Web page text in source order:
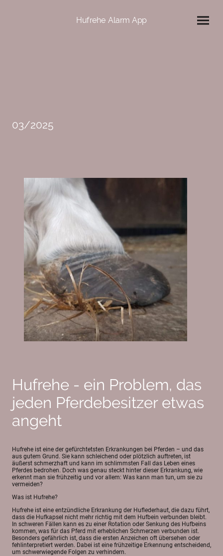
Hufrehe Alarm App
03/2025
Hufrehe - ein Problem, das
jeden Pferdebesitzer etwas
angeht
Hufrehe ist eine der gefürchtetsten Erkrankungen bei Pferden – und das
aus gutem Grund. Sie kann schleichend oder plötzlich auftreten, ist
äußerst schmerzhaft und kann im schlimmsten Fall das Leben eines
Pferdes bedrohen. Doch was genau steckt hinter dieser Erkrankung, wie
erkennt man sie frühzeitig und vor allem: Was kann man tun, um sie zu
vermeiden?
Was ist Hufrehe?
Hufrehe ist eine entzündliche Erkrankung der Huflederhaut, die dazu führt,
dass die Hufkapsel nicht mehr richtig mit dem Hufbein verbunden bleibt.
In schweren Fällen kann es zu einer Rotation oder Senkung des Hufbeins
kommen, was für das Pferd mit erheblichen Schmerzen verbunden ist.
Besonders gefährlich ist, dass die ersten Anzeichen oft übersehen oder
fehlinterpretiert werden. Dabei ist eine frühzeitige Erkennung entscheidend,
um schwerwiegende Folgen zu verhindern.